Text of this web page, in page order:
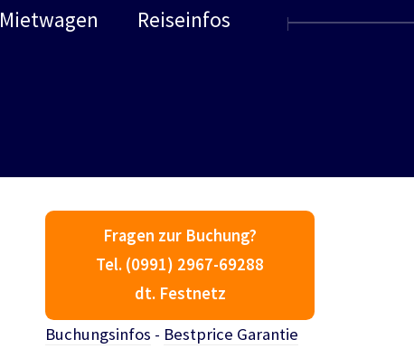
Mietwagen Reiseinfos
Fragen zur Buchung?
Tel. (0991) 2967-69288
dt. Festnetz
Buchungsinfos - Bestprice Garantie